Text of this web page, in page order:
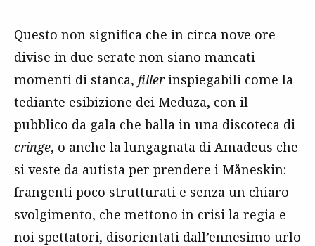
Questo non significa che in circa nove ore
divise in due serate non siano mancati
momenti di stanca, fillerinspiegabili come la
tediante esibizione dei Meduza, con il
pubblico da gala che balla in una discoteca di
cringe, o anche la lungagnata di Amadeus che
si veste da autista per prendere i Måneskin:
frangenti poco strutturati e senza un chiaro
svolgimento, che mettono in crisi la regia e
noi spettatori, disorientati dall’ennesimo urlo